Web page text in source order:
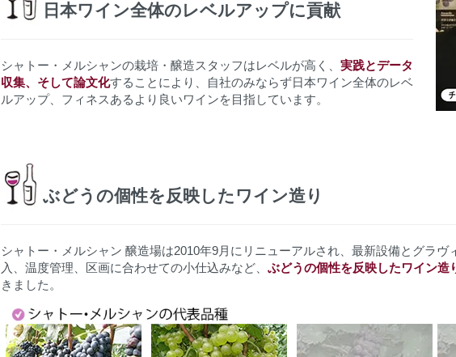
日本ワイン全体のレベルアップに貢献
シャトー・メルシャンの栽培・醸造スタッフはレベルが高く、 実践とデータ
収集、そして論文化することにより、自社のみならず日本ワイン全体のレベ
ルアップ、フィネスあるより良いワインを目指しています。
ぶどうの個性を反映したワイン造り
シャトー・メルシャン 醸造場は2010年9月にリニューアルされ、最新設備とグラヴ
入、温度管理、区画に合わせての小仕込みなど、 ぶどうの個性を反映したワイン造
きました。